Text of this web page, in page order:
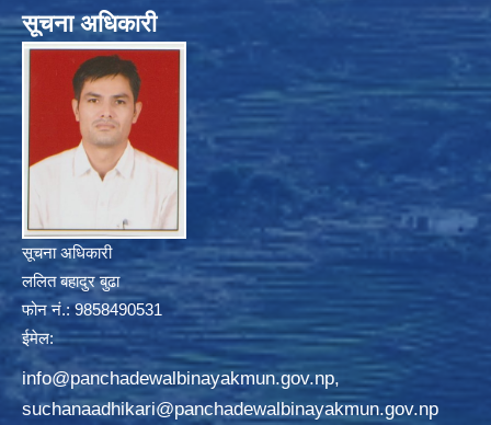
सूचना अधिकारी
सूचना अधिकारी
ललित बहादुर बुढा
फोन नं.: 9858490531
ईमेल:
info@panchadewalbinayakmun.gov.np,
suchanaadhikari@panchadewalbinayakmun.gov.np